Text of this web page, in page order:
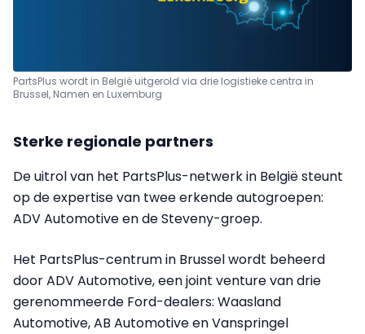
PartsPlus wordt in België uitgerold via drie logistieke centra in
Brussel, Namen en Luxemburg
Sterke regionale partners
De uitrol van het PartsPlus-netwerk in België steunt
op de expertise van twee erkende autogroepen:
ADV Automotive en de Steveny-groep.
Het PartsPlus-centrum in Brussel wordt beheerd
door ADV Automotive, een joint venture van drie
gerenommeerde Ford-dealers: Waasland
Automotive, AB Automotive en Vanspringel